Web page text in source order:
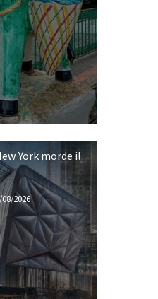
York morde il
2026